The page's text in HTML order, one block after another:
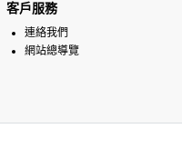
客戶服務
連絡我們
網站總導覽